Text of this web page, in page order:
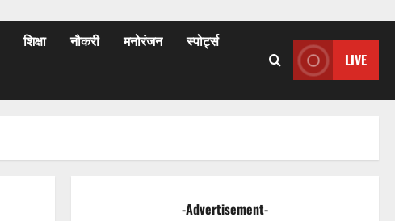
शिक्षा नौकरी मनोरंजन स्पोर्ट्स
LIVE
-Advertisement-